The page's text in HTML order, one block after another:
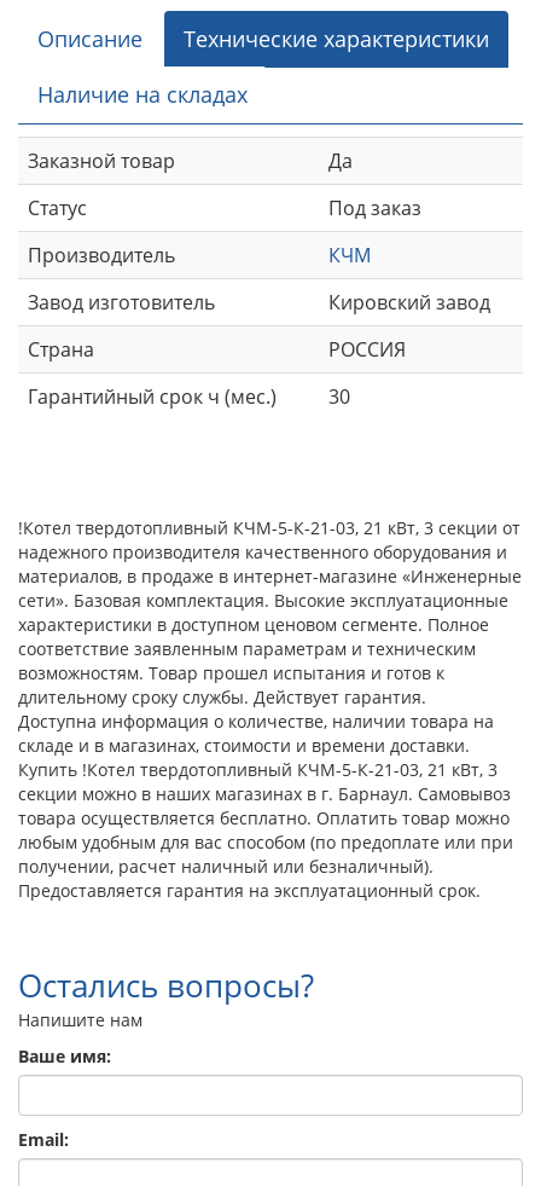
Описание
Технические характеристики
Наличие на складах
Заказной товар
Да
Статус
Под заказ
Производитель
КЧМ
Завод изготовитель
Кировский завод
Страна
РОССИЯ
Гарантийный срок ч (мес.)
30
!Котел твердотопливный КЧМ-5-К-21-03, 21 кВт, 3 секции от
надежного производителя качественного оборудования и
материалов, в продаже в интернет-магазине «Инженерные
сети». Базовая комплектация. Высокие эксплуатационные
характеристики в доступном ценовом сегменте. Полное
соответствие заявленным параметрам и техническим
возможностям. Товар прошел испытания и готов к
длительному сроку службы. Действует гарантия.
Доступна информация о количестве, наличии товара на
складе и в магазинах, стоимости и времени доставки.
Купить !Котел твердотопливный КЧМ-5-К-21-03, 21 кВт, 3
секции можно в наших магазинах в г. Барнаул. Самовывоз
товара осуществляется бесплатно. Оплатить товар можно
любым удобным для вас способом (по предоплате или при
получении, расчет наличный или безналичный).
Предоставляется гарантия на эксплуатационный срок.
Остались вопросы?
Напишите нам
Ваше имя:
Email: